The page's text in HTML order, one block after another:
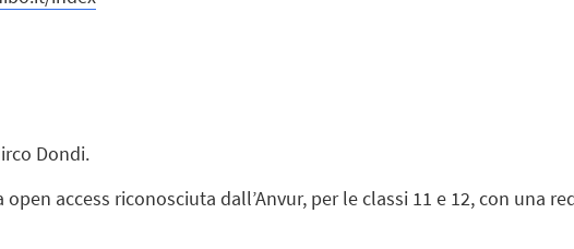
Dondi.
access riconosciuta dall’Anvur, per le classi 11 e 12, con una